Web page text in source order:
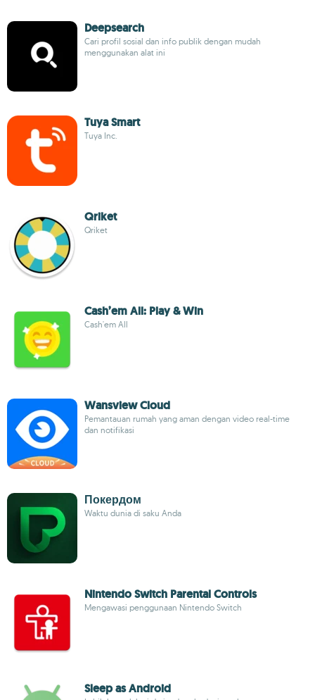
Deepsearch
Cari profil sosial dan info publik dengan mudah
menggunakan alat ini
Tuya Smart
Tuya Inc.
Qriket
Qriket
Cash’em All: Play & Win
Cash'em All
Wansview Cloud
Pemantauan rumah yang aman dengan video real-time
dan notifikasi
Покердом
Waktu dunia di saku Anda
Nintendo Switch Parental Controls
Mengawasi penggunaan Nintendo Switch
Sleep as Android